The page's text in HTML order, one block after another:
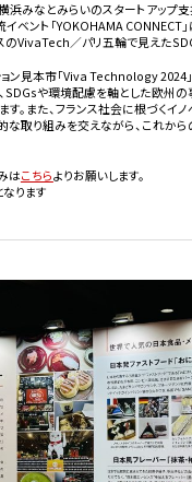
横浜みなとみらいのスタートアップ
ベント「YOKOHAMA CONNECT
のVivaTech／パリ五輪で見えた
ン見本市「Viva Technology 2024
SDGsや環境配慮を軸とした欧州の
。また、フランス社会に根づくイ
な取り組みを交えながら、これか
はこちらよりお願いします。
ります